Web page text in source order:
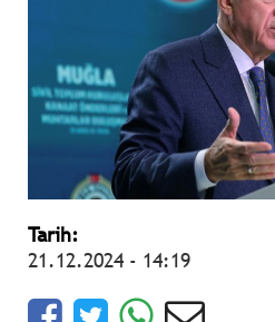
Tarih:
21.12.2024 - 14:19